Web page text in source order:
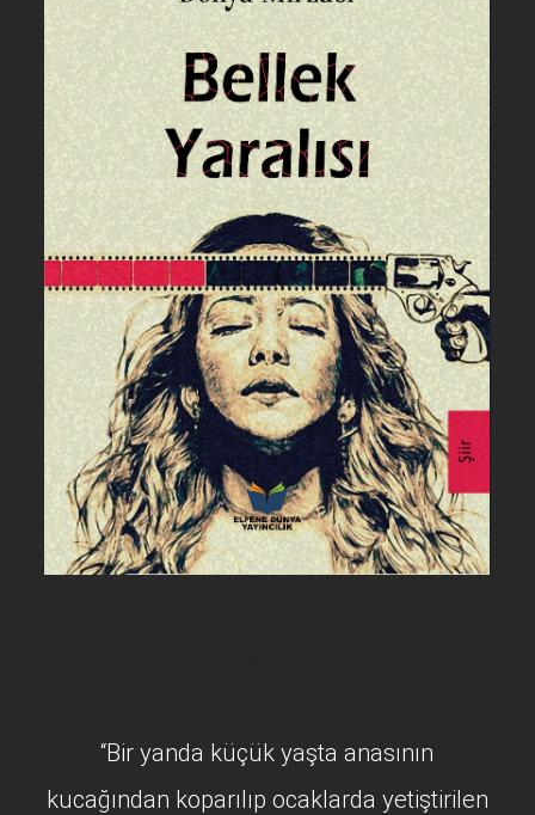
“Bir yanda küçük yaşta anasının
kucağından koparılıp ocaklarda yetiştirilen